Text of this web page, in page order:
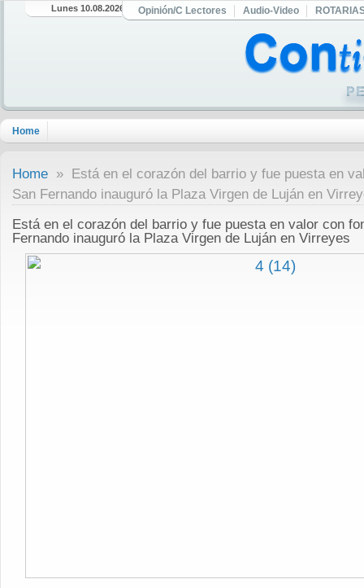
Lunes 10.08.2026 Opinión/C Lectores Audio-Video
Home
Home » Está en el corazón del barrio y fue puesta en
San Fernando inauguró la Plaza Virgen de Luján en
Está en el corazón del barrio y fue puesta en valor con
Fernando inauguró la Plaza Virgen de Luján en Virreyes